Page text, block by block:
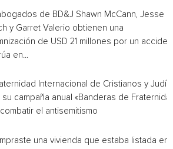
de BD&J Shawn McCann, Jesse
y Garret Valerio obtienen una
de USD 21 millones por un
en...
Internacional de Cristianos y
su campaña anual «Banderas de
el antisemitismo
una vivienda que estaba listada en